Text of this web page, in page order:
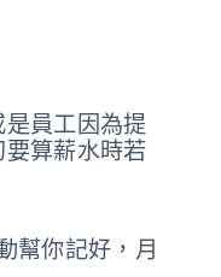
員工因為提
算薪水時若
幫你記好，月